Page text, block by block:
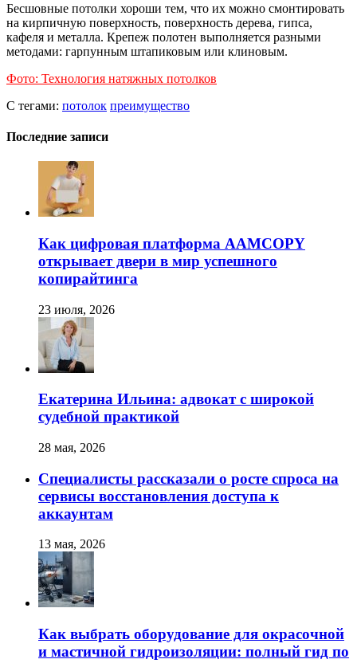
Бесшовные потолки хороши тем, что их можно смонтировать
на кирпичную поверхность, поверхность дерева, гипса,
кафеля и металла. Крепеж полотен выполняется разными
методами: гарпунным штапиковым или клиновым.
Фото: Технология натяжных потолков
С тегами: потолок преимущество
Последние записи
Как цифровая платформа AAMCOPY
открывает двери в мир успешного
копирайтинга
23 июля, 2026
Екатерина Ильина: адвокат с широкой
судебной практикой
28 мая, 2026
Специалисты рассказали о росте спроса на
сервисы восстановления доступа к
аккаунтам
13 мая, 2026
Как выбрать оборудование для окрасочной
и мастичной гидроизоляции: полный гид по